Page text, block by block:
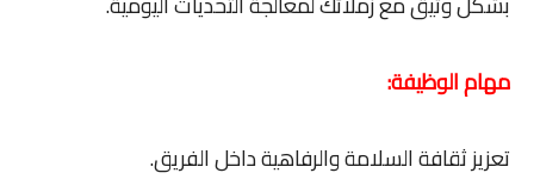
مهام الوظيفة:
تعزيز ثقافة السلامة والرفاهية داخل الفريق.